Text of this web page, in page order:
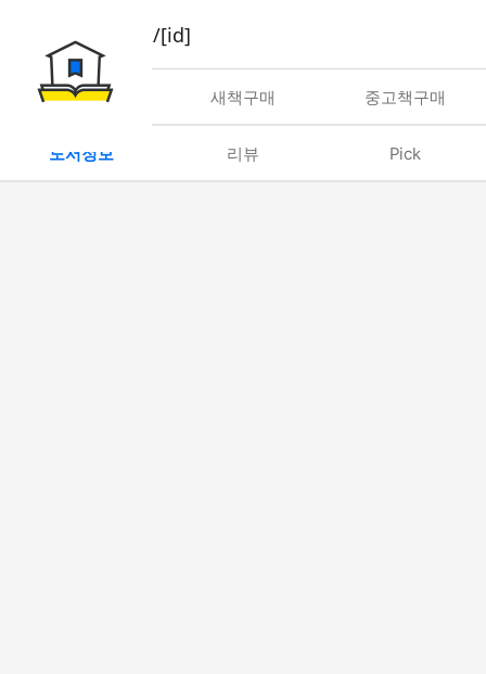
book/rent/[id]
대여 새책구매 중고책구매
도서정보 리뷰 Pick